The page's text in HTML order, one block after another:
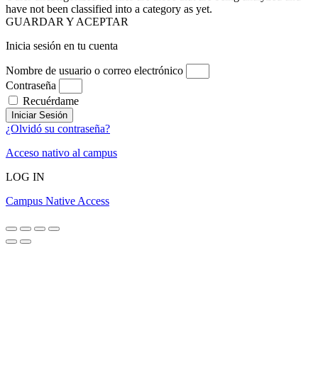
have not been classified into a category as yet.
GUARDAR Y ACEPTAR
Inicia sesión en tu cuenta
Nombre de usuario o correo electrónico
Contraseña
Recuérdame
Iniciar Sesión
¿Olvidó su contraseña?
Acceso nativo al campus
LOG IN
Campus Native Access